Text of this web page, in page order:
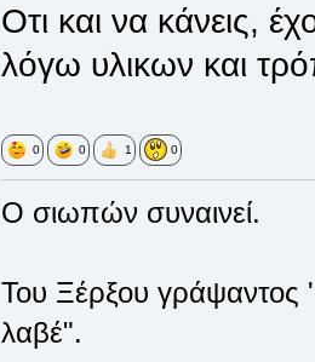
Οτι και να κάνεις,
λόγω υλικων και
0 0 1 0
Ο σιωπών συναινεί.
Του Ξέρξου
λαβέ".